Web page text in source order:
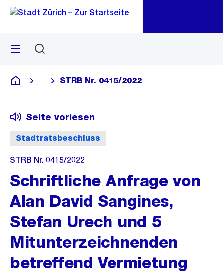
Navigation
Sprunglink
Menü
Deutsch
Blende alle Breadcrumbs ein
STRB Nr. 0415/2022
Stadtratsbeschluss
Seite vorlesen
STRB Nr. 0415/2022
Schriftliche Anfrage von
Alan David Sangines,
Stefan Urech und 5
Mitunterzeichnenden
betreffend Vermietung